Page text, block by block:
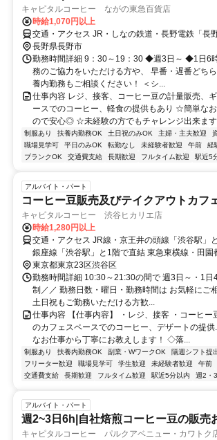
キャピタルコーヒー ながの東急百貨店
時給1,070円以上
交通・アクセス JR・しなの鉄道・長野電鉄「長
長野県長野市
勤務時間詳細 9：30～19：30 ◆週3日～ ◆1日6
務のご協力をいただける方や、 早番・遅番どち
養内勤務もご相談ください！ ＜シ...
仕事内容 レジ、接客、コーヒー豆の計量販売、
ースでのコーヒー、軽食の提供もあり ☆簡単な
ので安心◎ ☆未経験の方でもチャレンジ出来ま
制服あり 扶養内勤務OK 土日祝のみOK 主婦・主夫歓迎
職場見学可
平日のみOK 転勤なし 未経験者歓迎 午前 経
ブランクOK
交通費支給 長期歓迎 フルタイム歓迎 駅近5
アルバイト・パート
コーヒー豆販売及びテイクアウトカフ
キャピタルコーヒー 渋谷ヒカリエ店
時給1,280円以上
交通・アクセス JR線・京王井の頭線「渋谷駅」
銀座線「渋谷駅」と1階で直結 東急東横線・田
都心線「渋谷駅」B5出口と直結
東京都東京23区渋谷区
勤務時間詳細 10:30～21:30の間で 週3日～・1日
制／／ 勤務日数・曜日・勤務時間は お気軽にご
土日祝もご勤務いただける方歓...
仕事内容 【仕事内容】 ・レジ、接客 ・コーヒ
のカフェスペースでのコーヒー、デザートの提
なお仕事から丁寧にお教えします！ ◇落...
制服あり 扶養内勤務OK 副業・WワークOK 隔週シフト提
フリーター歓迎
職場見学可 学生歓迎 未経験者歓迎 午前
交通費支給
長期歓迎 フルタイム歓迎 駅近5分以内 週2・
アルバイト・パート
週2~3日6h|自社焙煎コーヒー豆の販売
キャピタルコーヒー パルクアベニュー・カワトク